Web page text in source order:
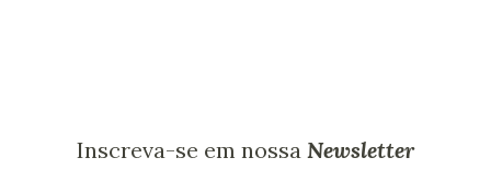
Inscreva-se em nossa Newsletter